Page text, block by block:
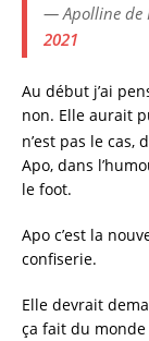
— Apolline de
2021
Au début j’ai
non. Elle aurait
n’est pas le cas,
Apo, dans
le foot.
Apo c’est la
confiserie.
Elle devrait
ça fait du